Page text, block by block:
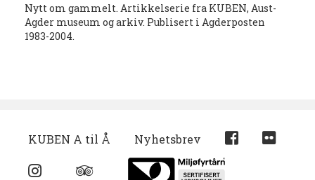
Nytt om gammelt. Artikkelserie fra KUBEN, Aust-
Agder museum og arkiv. Publisert i Agderposten
1983-2004.
KUBEN A til Å Nyhetsbrev